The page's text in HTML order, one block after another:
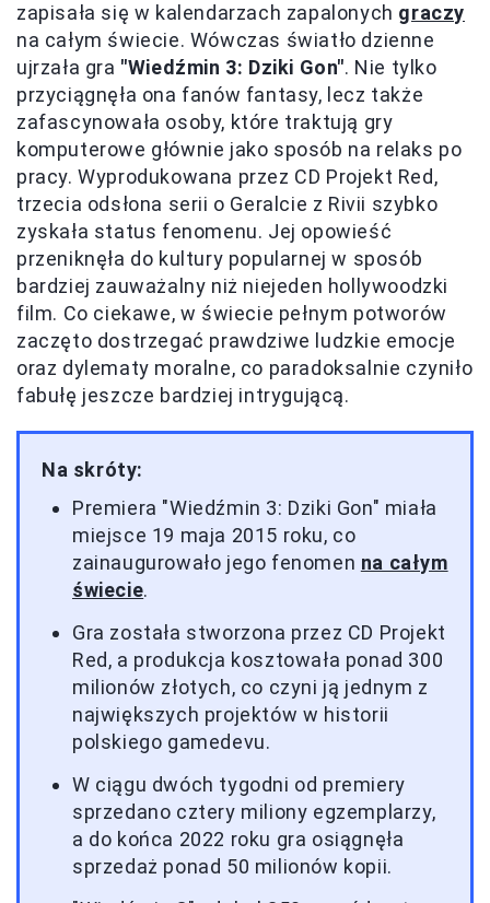
zapisała się w kalendarzach zapalonych graczy
na całym świecie. Wówczas światło dzienne
ujrzała gra "Wiedźmin 3: Dziki Gon". Nie tylko
przyciągnęła ona fanów fantasy, lecz także
zafascynowała osoby, które traktują gry
komputerowe głównie jako sposób na relaks po
pracy. Wyprodukowana przez CD Projekt Red,
trzecia odsłona serii o Geralcie z Rivii szybko
zyskała status fenomenu. Jej opowieść
przeniknęła do kultury popularnej w sposób
bardziej zauważalny niż niejeden hollywoodzki
film. Co ciekawe, w świecie pełnym potworów
zaczęto dostrzegać prawdziwe ludzkie emocje
oraz dylematy moralne, co paradoksalnie czyniło
fabułę jeszcze bardziej intrygującą.
Na skróty:
Premiera "Wiedźmin 3: Dziki Gon" miała
miejsce 19 maja 2015 roku, co
zainaugurowało jego fenomen na całym
świecie.
Gra została stworzona przez CD Projekt
Red, a produkcja kosztowała ponad 300
milionów złotych, co czyni ją jednym z
największych projektów w historii
polskiego gamedevu.
W ciągu dwóch tygodni od premiery
sprzedano cztery miliony egzemplarzy,
a do końca 2022 roku gra osiągnęła
sprzedaż ponad 50 milionów kopii.